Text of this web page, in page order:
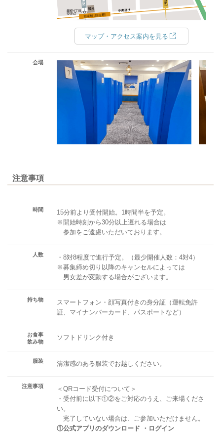
マップ・アクセス案内を見る
会場
注意事項
時間
15分前より受付開始。1時間半を予定。
※開始時刻から30分以上遅れる場合は
参加をご遠慮いただいております。
人数
・8対8程度で進行予定。（最少開催人数：4対4）
※募集締め切り以降のキャンセルによっては
男女差が変動する場合がございます。
持ち物
スマートフォン・顔写真付きの身分証（運転免許
証、マイナンバーカード、パスポートなど）
お食事
飲み物
ソフトドリンク付き
服装 清潔感のある服装でお越しください。
注意事項
＜QRコード受付について＞
・受付前に以下①②をご対応のうえ、ご来場くださ
い。
完了していない場合は、ご参加いただけません。
①公式アプリのダウンロード ・ログイン